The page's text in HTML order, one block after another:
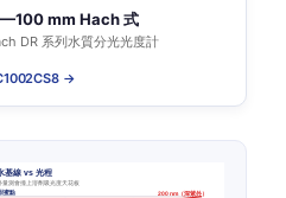
mm Hach 式
DR 系列水質分光光度計
→
基線 vs 光程
量測會撞上溶劑吸光度天花板
200 nm（深紫外）
蜜點